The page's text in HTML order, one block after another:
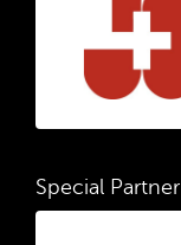
Special Partner